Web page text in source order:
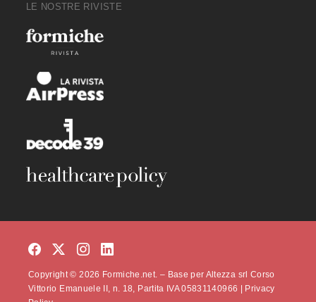
LE NOSTRE RIVISTE
Copyright © 2026 Formiche.net. – Base per Altezza srl Corso
Vittorio Emanuele II, n. 18, Partita IVA 05831140966 | Privacy